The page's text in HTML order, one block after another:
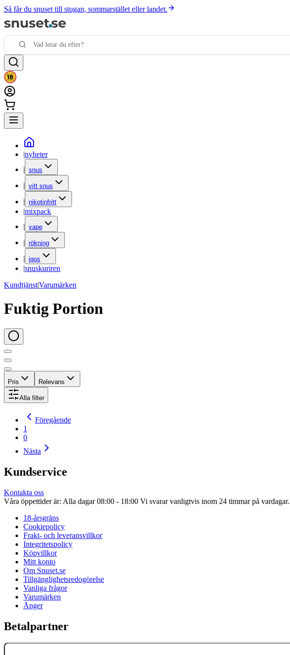
Så får du snuset till stugan, sommarstället eller landet.
|nyheter
| snus
| vitt snus
| nikotinfritt
|mixpack
| vape
| rökning
| iqos
|snuskuriren
Kundtjänst|Varumärken
Fuktig Portion
Pris Relevans
Alla filter
Föregående
1
0
Nästa
Kundservice
Kontakta oss
Våra öppettider är: Alla dagar 08:00 - 18:00 Vi svarar vanligtvis inom 24 timmar på vardagar.
18-årsgräns
Cookiepolicy
Frakt- och leveransvillkor
Integritetspolicy
Köpvillkor
Mitt konto
Om Snuset.se
Tillgänglighetsredogörelse
Vanliga frågor
Varumärken
Ånger
Betalpartner